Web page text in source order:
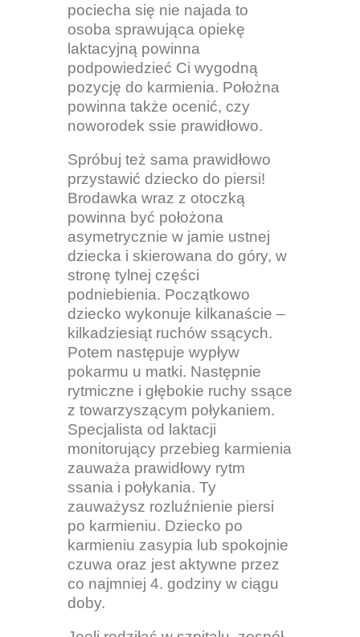
pociecha się nie najada to
osoba sprawująca opiekę
laktacyjną powinna
podpowiedzieć Ci wygodną
pozycję do karmienia. Położna
powinna także ocenić, czy
noworodek ssie prawidłowo.
Spróbuj też sama prawidłowo
przystawić dziecko do piersi!
Brodawka wraz z otoczką
powinna być położona
asymetrycznie w jamie ustnej
dziecka i skierowana do góry, w
stronę tylnej części
podniebienia. Początkowo
dziecko wykonuje kilkanaście –
kilkadziesiąt ruchów ssących.
Potem następuje wypływ
pokarmu u matki. Następnie
rytmiczne i głębokie ruchy ssące
z towarzyszącym połykaniem.
Specjalista od laktacji
monitorujący przebieg karmienia
zauważa prawidłowy rytm
ssania i połykania. Ty
zauważysz rozluźnienie piersi
po karmieniu. Dziecko po
karmieniu zasypia lub spokojnie
czuwa oraz jest aktywne przez
co najmniej 4. godziny w ciągu
doby.